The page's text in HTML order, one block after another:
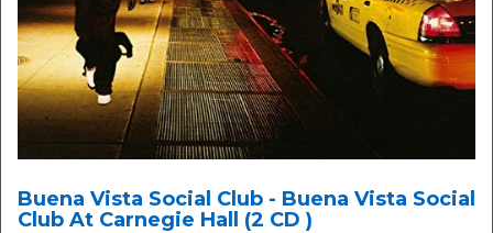
Buena Vista Social Club - Buena Vista Social
Club At Carnegie Hall (2 CD )